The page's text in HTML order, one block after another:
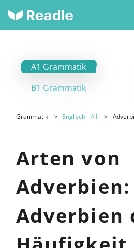
A1 Grammatik
B1 Grammatik
Grammatik Englisch - A1
Arten von
Adverbien:
Adverbien